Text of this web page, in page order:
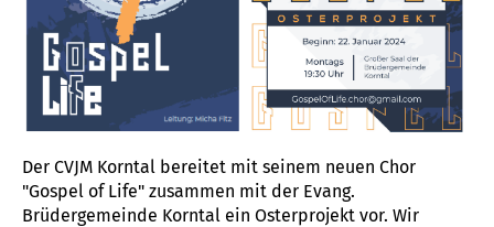
Der CVJM Korntal bereitet mit seinem neuen Chor
"Gospel of Life" zusammen mit der Evang.
Brüdergemeinde Korntal ein Osterprojekt vor. Wir